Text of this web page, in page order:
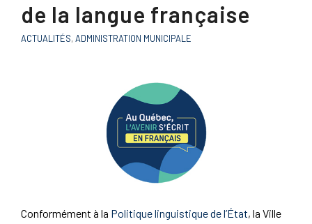
de la langue française
ACTUALITÉS, ADMINISTRATION MUNICIPALE
Conformément à la Politique linguistique de l’État, la Ville